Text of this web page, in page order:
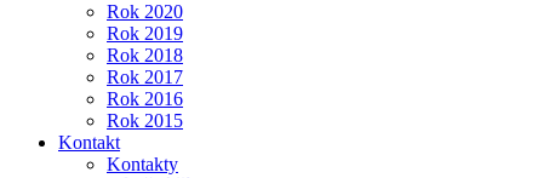
Rok 2020
Rok 2019
Rok 2018
Rok 2017
Rok 2016
Rok 2015
Kontakt
Kontakty